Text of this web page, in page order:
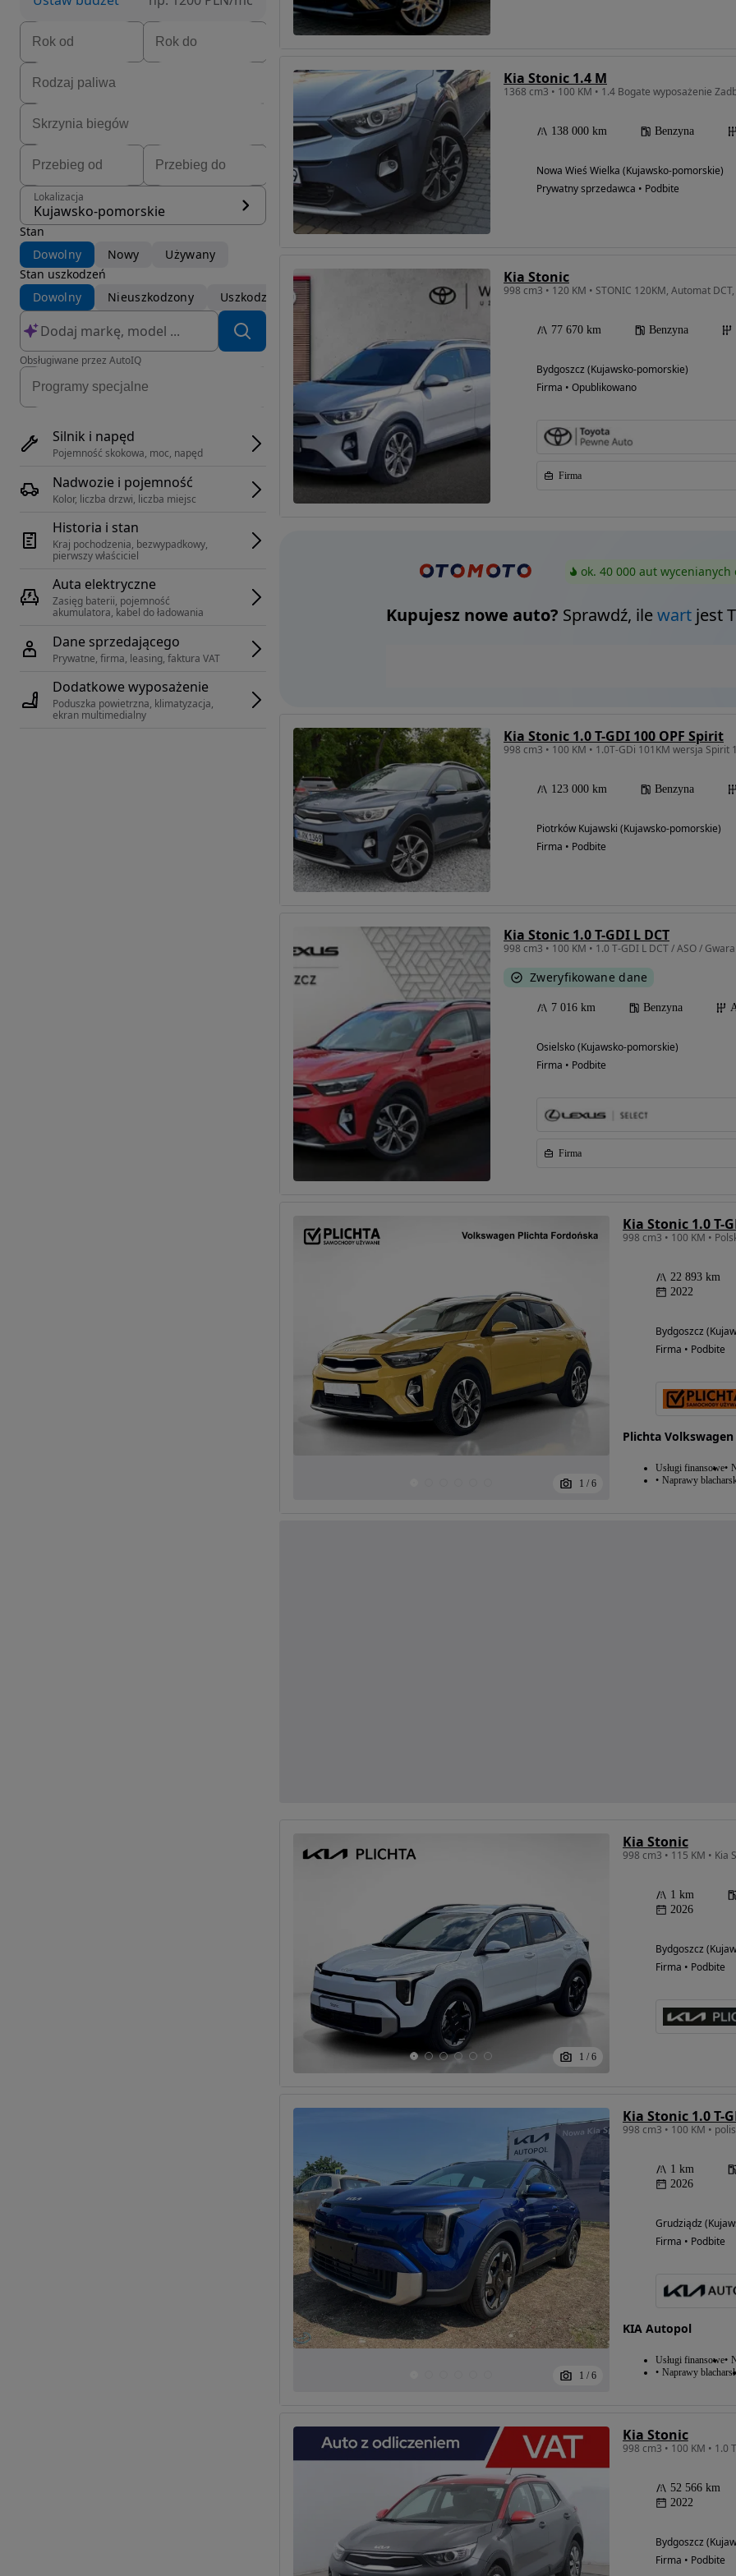
Lokalizacja
Kujawsko-pomorskie
Stan
Dowolny
Nowy
Używany
Stan uszkodzeń
Dowolny
Nieuszkodzony Uszkodzony
Obsługiwane przez AutoIQ
Silnik i napęd
Pojemność skokowa, moc, napęd
Nadwozie i pojemność
Kolor, liczba drzwi, liczba miejsc
Historia i stan
Kraj pochodzenia, bezwypadkowy,
pierwszy właściciel
Auta elektryczne
Zasięg baterii, pojemność
akumulatora, kabel do ładowania
Dane sprzedającego
Prywatne, firma, leasing, faktura VAT
Dodatkowe wyposażenie
Poduszka powietrzna, klimatyzacja,
ekran multimedialny
Kia Stonic 1.4 M
1368 cm3 • 100 KM • 1.4 Bogate wyposażenie
138 000 km Benzyna
Nowa Wieś Wielka (Kujawsko-pomorskie)
Prywatny sprzedawca • Podbite
Kia Stonic
77 670 km Benzyna
Bydgoszcz (Kujawsko-pomorskie)
Firma • Opublikowano
Firma
ok. 40 000 aut wycenianych
Kupujesz nowe auto? Sprawdź, ilewartjest
Kia Stonic 1.0 T-GDI 100 OPF Spirit
998 cm3 • 100 KM • 1.0T-GDi 101KM wersja
123 000 km Benzyna
Piotrków Kujawski (Kujawsko-pomorskie)
Firma • Podbite
Kia Stonic 1.0 T-GDI L DCT
Zweryfikowane dane
7 016 km Benzyna
Osielsko (Kujawsko-pomorskie)
Firma • Podbite
Firma
1 / 6
Kia Stonic 1.0 T-
22 893 km
2022
Bydgoszcz
Firma • Podbite
Plichta Volkswagen
Usługi finansowe
Naprawy
1 / 6
Kia Stonic
1 km
2026
Bydgoszcz
Firma • Podbite
1 / 6
Kia Stonic 1.0 T-
1 km
2026
Grudziądz
Firma • Podbite
KIA Autopol
Usługi finansowe
Naprawy
Kia Stonic
52 566 km
2022
Bydgoszcz
Firma • Podbite